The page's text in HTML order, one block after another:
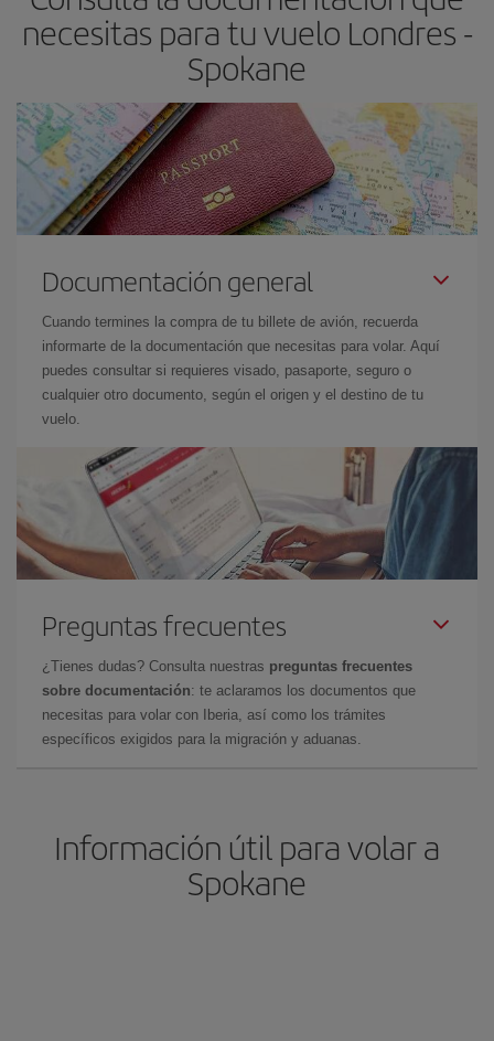
necesitas para tu vuelo Londres -
Spokane
Documentación general
Cuando termines la compra de tu billete de avión, recuerda
informarte de la documentación que necesitas para volar. Aquí
puedes consultar si requieres visado, pasaporte, seguro o
cualquier otro documento, según el origen y el destino de tu
vuelo.
Preguntas frecuentes
¿Tienes dudas? Consulta nuestras preguntas frecuentes
sobre documentación: te aclaramos los documentos que
necesitas para volar con Iberia, así como los trámites
específicos exigidos para la migración y aduanas.
Información útil para volar a
Spokane